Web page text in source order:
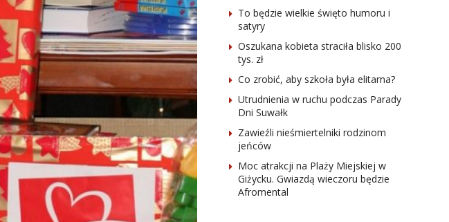
To będzie wielkie święto humoru i
satyry
Oszukana kobieta straciła blisko 200
tys. zł
Co zrobić, aby szkoła była elitarna?
Utrudnienia w ruchu podczas Parady
Dni Suwałk
Zawieźli nieśmiertelniki rodzinom
jeńców
Moc atrakcji na Plaży Miejskiej w
Giżycku. Gwiazdą wieczoru będzie
Afromental